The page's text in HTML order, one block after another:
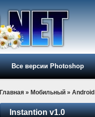
Все версии Photoshop
Главная » Мобильный » Android
Instantion v1.0